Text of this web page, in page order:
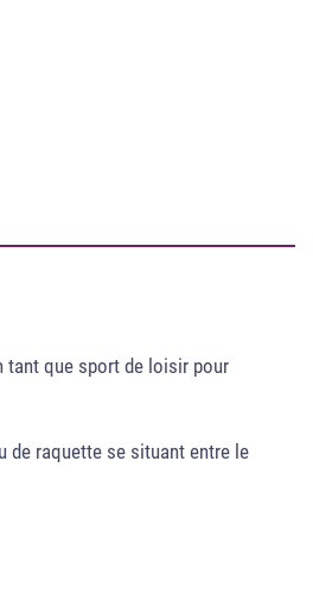
tant que sport de loisir pour
de raquette se situant entre le